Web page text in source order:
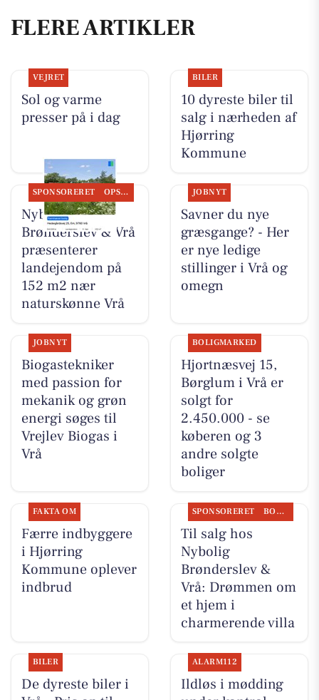
FLERE ARTIKLER
VEJRET
Sol og varme
presser på i dag
BILER
10 dyreste biler til
salg i nærheden af
Hjørring
Kommune
SPONSORERET OPSLAGSTAVLEN
Nybolig
Brønderslev & Vrå
præsenterer
landejendom på
152 m2 nær
naturskønne Vrå
JOBNYT
Savner du nye
græsgange? - Her
er nye ledige
stillinger i Vrå og
omegn
JOBNYT
Biogastekniker
med passion for
mekanik og grøn
energi søges til
Vrejlev Biogas i
Vrå
BOLIGMARKED
Hjortnæsvej 15,
Børglum i Vrå er
solgt for
2.450.000 - se
køberen og 3
andre solgte
boliger
FAKTA OM
Færre indbyggere
i Hjørring
Kommune oplever
indbrud
SPONSORERET BOLIGMARKED
Til salg hos
Nybolig
Brønderslev &
Vrå: Drømmen om
et hjem i
charmerende villa
BILER
De dyreste biler i
ALARM112
Ildløs i mødding